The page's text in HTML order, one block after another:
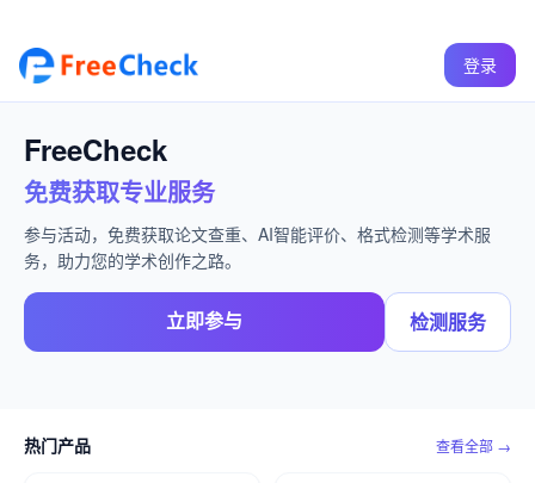
登录
FreeCheck
免费获取专业服务
参与活动，免费获取论文查重、AI智能评价、格式检测等学术服
务，助力您的学术创作之路。
立即参与 检测服务
热门产品 查看全部 →